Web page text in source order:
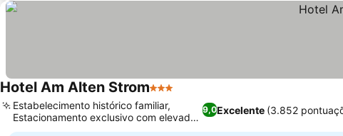
Hotel Am Alten Strom3 Estrelas
9,0Excelente (3.852
Estabelecimento histórico familiar,
Estacionamento exclusivo com elevador
para carros